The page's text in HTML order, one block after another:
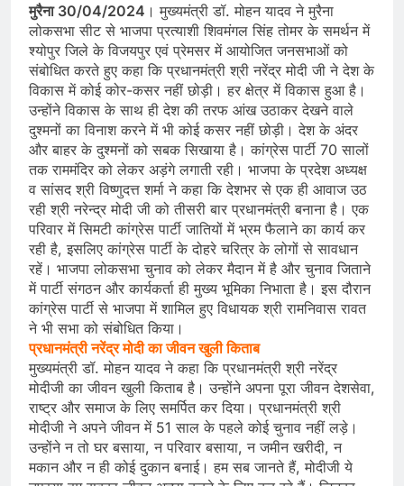
मुरैना 30/04/2024 । मुख्यमंत्री डॉ. मोहन यादव ने मुरैना
लोकसभा सीट से भाजपा प्रत्याशी शिवमंगल सिंह तोमर के समर्थन में
श्योपुर जिले के विजयपुर एवं प्रेमसर में आयोजित जनसभाओं को
संबोधित करते हुए कहा कि प्रधानमंत्री श्री नरेंद्र मोदी जी ने देश के
विकास में कोई कोर-कसर नहीं छोड़ी। हर क्षेत्र में विकास हुआ है।
उन्होंने विकास के साथ ही देश की तरफ आंख उठाकर देखने वाले
दुश्मनों का विनाश करने में भी कोई कसर नहीं छोड़ी। देश के अंदर
और बाहर के दुश्मनों को सबक सिखाया है। कांग्रेस पार्टी 70 सालों
तक राममंदिर को लेकर अड़ंगे लगाती रही। भाजपा के प्रदेश अध्यक्ष
व सांसद श्री विष्णुदत्त शर्मा ने कहा कि देशभर से एक ही आवाज उठ
रही श्री नरेन्द्र मोदी जी को तीसरी बार प्रधानमंत्री बनाना है। एक
परिवार में सिमटी कांग्रेस पार्टी जातियों में भ्रम फैलाने का कार्य कर
रही है, इसलिए कांग्रेस पार्टी के दोहरे चरित्र के लोगों से सावधान
रहें। भाजपा लोकसभा चुनाव को लेकर मैदान में है और चुनाव जिताने
में पार्टी संगठन और कार्यकर्ता ही मुख्य भूमिका निभाता है। इस दौरान
कांग्रेस पार्टी से भाजपा में शामिल हुए विधायक श्री रामनिवास रावत
ने भी सभा को संबोधित किया।
प्रधानमंत्री नरेंद्र मोदी का जीवन खुली किताब
मुख्यमंत्री डॉ. मोहन यादव ने कहा कि प्रधानमंत्री श्री नरेंद्र
मोदीजी का जीवन खुली किताब है। उन्होंने अपना पूरा जीवन देशसेवा,
राष्ट्र और समाज के लिए समर्पित कर दिया। प्रधानमंत्री श्री
मोदीजी ने अपने जीवन में 51 साल के पहले कोई चुनाव नहीं लड़े।
उन्होंने न तो घर बसाया, न परिवार बसाया, न जमीन खरीदी, न
मकान और न ही कोई दुकान बनाई। हम सब जानते हैं, मोदीजी ये